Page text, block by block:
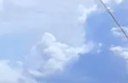
mer om våra Zipline